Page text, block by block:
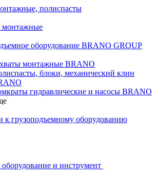
полиспасты
монтажные
оборудование BRANO GROUP
монтажные BRANO
блоки, механический клин
гидравлические и насосы BRANO
к грузоподъемному оборудованию
и инструмент